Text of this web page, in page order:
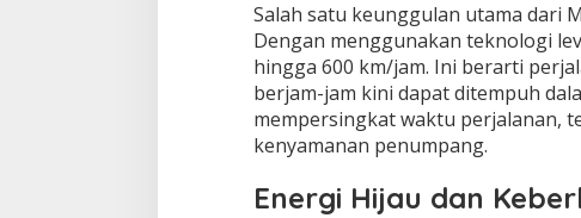
Salah satu keunggulan utama dari
Dengan menggunakan teknologi
hingga 600 km/jam. Ini berarti
berjam-jam kini dapat ditempuh
mempersingkat waktu perjalanan,
kenyamanan penumpang.
Energi Hijau dan